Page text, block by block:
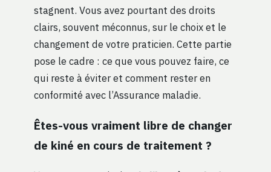
stagnent. Vous avez pourtant des droits
clairs, souvent méconnus, sur le choix et le
changement de votre praticien. Cette partie
pose le cadre : ce que vous pouvez faire, ce
qui reste à éviter et comment rester en
conformité avec l’Assurance maladie.
Êtes-vous vraiment libre de changer
de kiné en cours de traitement ?